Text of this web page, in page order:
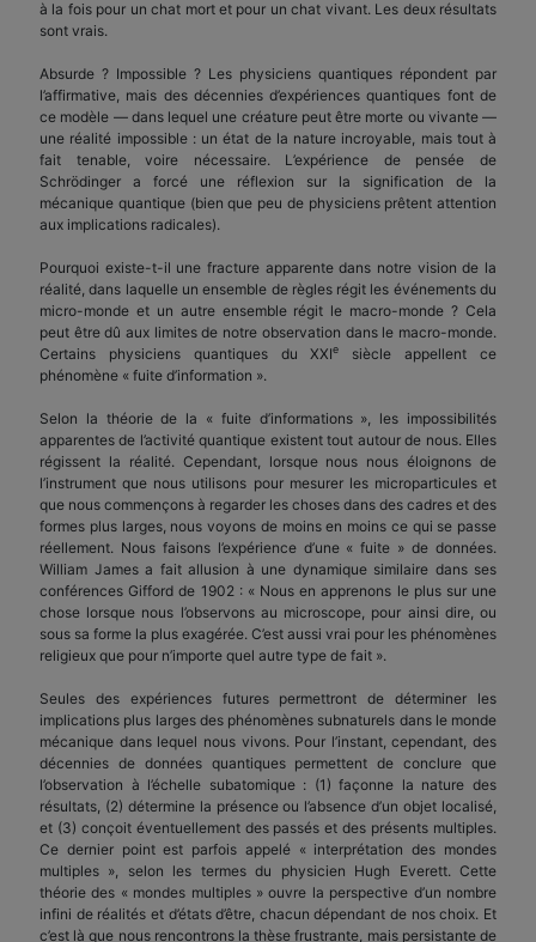
à la fois pour un chat mort et pour un chat vivant. Les deux résultats
sont vrais.
Absurde ? Impossible ? Les physiciens quantiques répondent par
l’affirmative, mais des décennies d’expériences quantiques font de
ce modèle — dans lequel une créature peut être morte ou vivante —
une réalité impossible : un état de la nature incroyable, mais tout à
fait tenable, voire nécessaire. L’expérience de pensée de
Schrödinger a forcé une réflexion sur la signification de la
mécanique quantique (bien que peu de physiciens prêtent attention
aux implications radicales).
Pourquoi existe-t-il une fracture apparente dans notre vision de la
réalité, dans laquelle un ensemble de règles régit les événements du
micro-monde et un autre ensemble régit le macro-monde ? Cela
peut être dû aux limites de notre observation dans le macro-monde.
Certains physiciens quantiques du XXIe
siècle appellent ce
phénomène « fuite d’information ».
Selon la théorie de la « fuite d’informations », les impossibilités
apparentes de l’activité quantique existent tout autour de nous. Elles
régissent la réalité. Cependant, lorsque nous nous éloignons de
l’instrument que nous utilisons pour mesurer les microparticules et
que nous commençons à regarder les choses dans des cadres et des
formes plus larges, nous voyons de moins en moins ce qui se passe
réellement. Nous faisons l’expérience d’une « fuite » de données.
William James a fait allusion à une dynamique similaire dans ses
conférences Gifford de 1902 : « Nous en apprenons le plus sur une
chose lorsque nous l’observons au microscope, pour ainsi dire, ou
sous sa forme la plus exagérée. C’est aussi vrai pour les phénomènes
religieux que pour n’importe quel autre type de fait ».
Seules des expériences futures permettront de déterminer les
implications plus larges des phénomènes subnaturels dans le monde
mécanique dans lequel nous vivons. Pour l’instant, cependant, des
décennies de données quantiques permettent de conclure que
l’observation à l’échelle subatomique : (1) façonne la nature des
résultats, (2) détermine la présence ou l’absence d’un objet localisé,
et (3) conçoit éventuellement des passés et des présents multiples.
Ce dernier point est parfois appelé « interprétation des mondes
multiples », selon les termes du physicien Hugh Everett. Cette
théorie des « mondes multiples » ouvre la perspective d’un nombre
infini de réalités et d’états d’être, chacun dépendant de nos choix. Et
c’est là que nous rencontrons la thèse frustrante, mais persistante de